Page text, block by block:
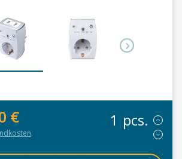
was: 17,08 €.
€
is: 11,60 €.
pcs.